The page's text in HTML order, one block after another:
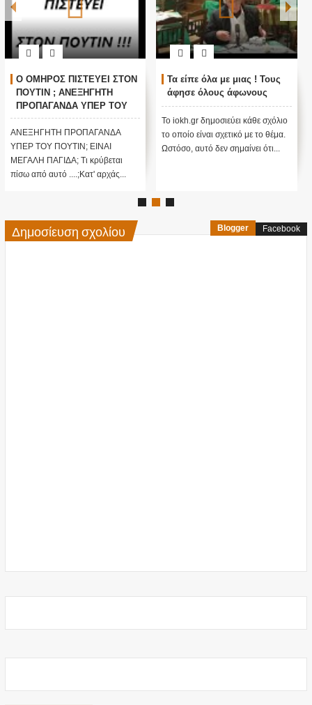
Ο ΟΜΗΡΟΣ ΠΙΣΤΕΥΕΙ ΣΤΟΝ
ΠΟΥΤΙΝ ; ΑΝΕΞΗΓΗΤΗ
ΠΡΟΠΑΓΑΝΔΑ ΥΠΕΡ ΤΟΥ
ΠΟΥΤΙΝ;
ΑΝΕΞΗΓΗΤΗ ΠΡΟΠΑΓΑΝΔΑ
ΥΠΕΡ ΤΟΥ ΠΟΥΤΙΝ; ΕΙΝΑΙ
ΜΕΓΑΛΗ ΠΑΓΙΔΑ; Τι κρύβεται
πίσω από αυτό ....;Κατ' αρχάς...
Τα είπε όλα με μιας ! Τους
άφησε όλους άφωνους
Το iokh.gr δημοσιεύει κάθε σχόλιο
το οποίο είναι σχετικό με το θέμα.
Ωστόσο, αυτό δεν σημαίνει ότι...
Δημοσίευση σχολίου Blogger Facebook